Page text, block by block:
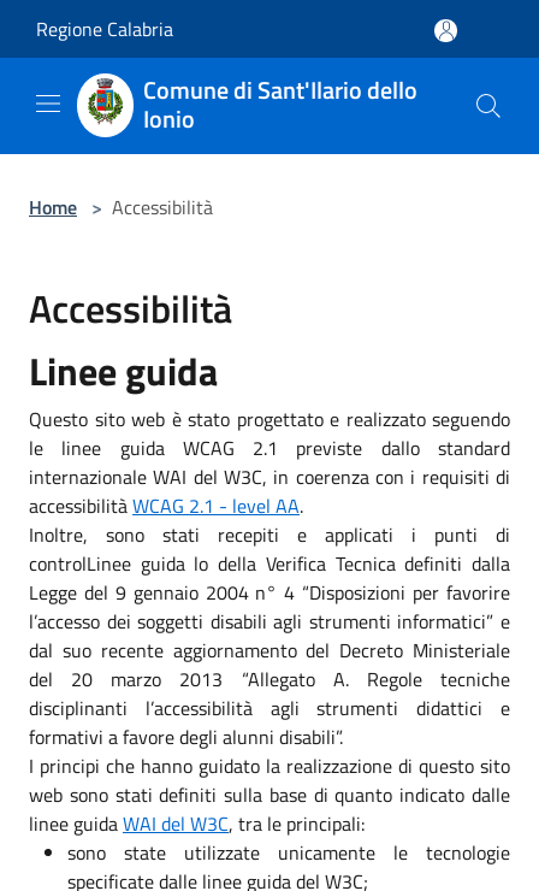
Regione Calabria
Comune di Sant'Ilario dello
Ionio
Home > Accessibilità
Accessibilità
Linee guida
Questo sito web è stato progettato e realizzato seguendo
le linee guida WCAG 2.1 previste dallo standard
internazionale WAI del W3C, in coerenza con i requisiti di
accessibilitàWCAG 2.1 - level AA.
Inoltre, sono stati recepiti e applicati i punti di
controlLinee guida lo della Verifica Tecnica definiti dalla
Legge del 9 gennaio 2004 n° 4 “Disposizioni per favorire
l’accesso dei soggetti disabili agli strumenti informatici” e
dal suo recente aggiornamento del Decreto Ministeriale
del 20 marzo 2013 “Allegato A. Regole tecniche
disciplinanti l’accessibilità agli strumenti didattici e
formativi a favore degli alunni disabili”.
I principi che hanno guidato la realizzazione di questo sito
web sono stati definiti sulla base di quanto indicato dalle
linee guidaWAI del W3C, tra le principali:
sono state utilizzate unicamente le tecnologie
specificate dalle linee guida del W3C;